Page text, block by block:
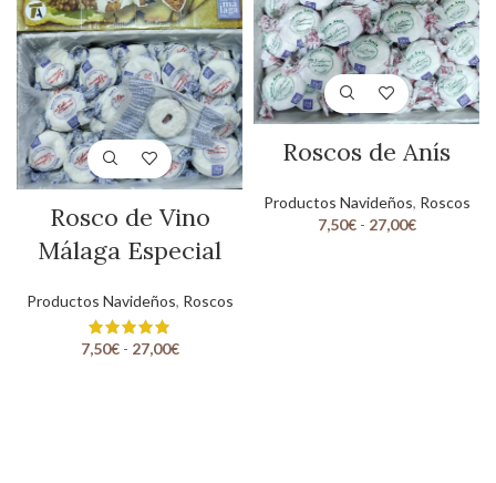
Rosco de Vino
Málaga Especial
Productos Navideños, Roscos
7,50€ - 27,00€
Roscos de Anís
Productos Navideños, Roscos
7,50€ - 27,00€